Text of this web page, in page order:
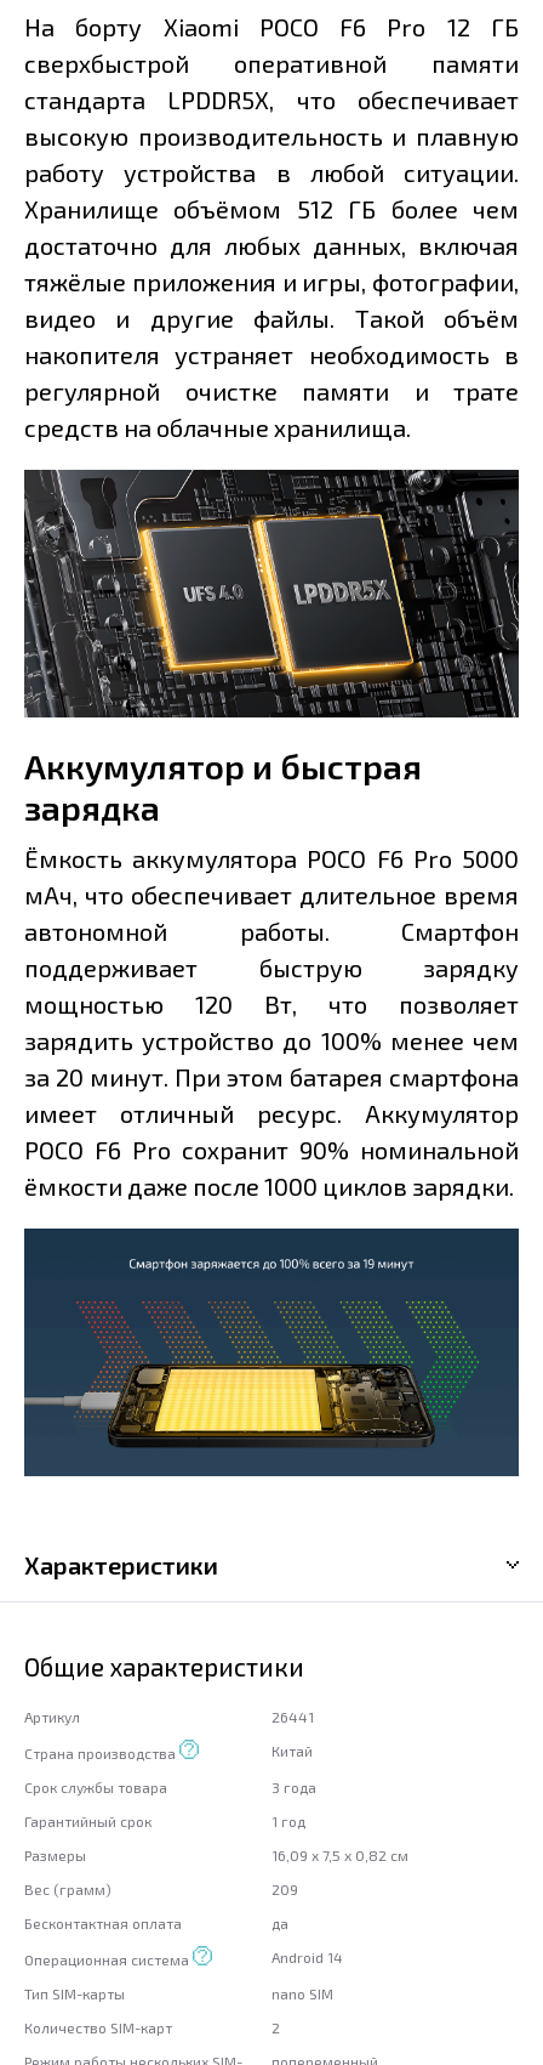
На борту Xiaomi POCO F6 Pro 12 ГБ
сверхбыстрой оперативной памяти
стандарта LPDDR5X, что обеспечивает
высокую производительность и плавную
работу устройства в любой ситуации.
Хранилище объёмом 512 ГБ более чем
достаточно для любых данных, включая
тяжёлые приложения и игры, фотографии,
видео и другие файлы. Такой объём
накопителя устраняет необходимость в
регулярной очистке памяти и трате
средств на облачные хранилища.
Аккумулятор и быстрая
зарядка
Ёмкость аккумулятора POCO F6 Pro 5000
мАч, что обеспечивает длительное время
автономной работы. Смартфон
поддерживает быструю зарядку
мощностью 120 Вт, что позволяет
зарядить устройство до 100% менее чем
за 20 минут. При этом батарея смартфона
имеет отличный ресурс. Аккумулятор
POCO F6 Pro сохранит 90% номинальной
ёмкости даже после 1000 циклов зарядки.
Характеристики
Общие характеристики
Артикул 26441
Страна производства Китай
Срок службы товара
3 года
Гарантийный срок
1 год
Размеры
16,09 x 7,5 x 0,82 см
Вес (грамм)
209
Бесконтактная оплата
да
Операционная система Android 14
Тип SIM-карты
nano SIM
Количество SIM-карт
2